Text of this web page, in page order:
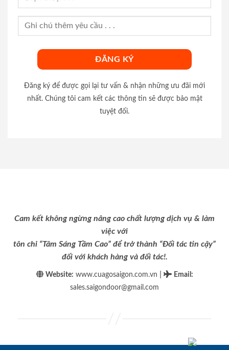
Đăng ký để được gọi lại tư vấn & nhận những ưu đãi mới
nhất. Chúng tôi cam kết các thông tin sẽ được bảo mật
tuyệt đối.
Cam kết không ngừng nâng cao chất lượng dịch vụ & làm
việc với
tôn chỉ “Tâm Sáng Tầm Cao” để trở thành “Đối tác tin cậy”
đối với khách hàng và đối tác!.
Website: www.cuagosaigon.com.vn Email :
sales.saigondoor@gmail.com